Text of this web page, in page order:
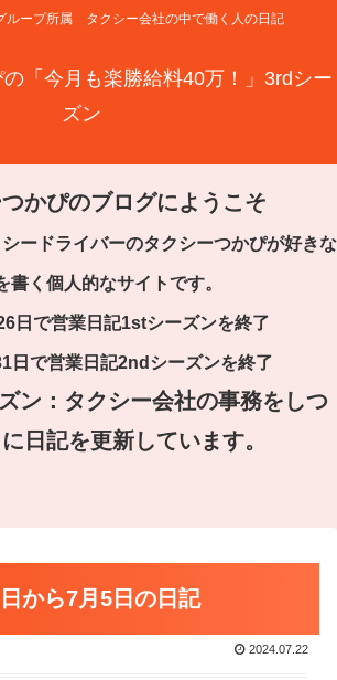
ループ所属 タクシー会社の中で働く人の日記
「今月も楽勝給料40万！」3rdシー
ズン
かぴのブログにようこそ
ードライバーのタクシーつかぴが好きな
書く個人的なサイトです。
日で営業日記1stシーズンを終了
日で営業日記2ndシーズンを終了
ン：タクシー会社の事務をしつ
日記を更新しています。
から7月5日の日記
2024.07.22